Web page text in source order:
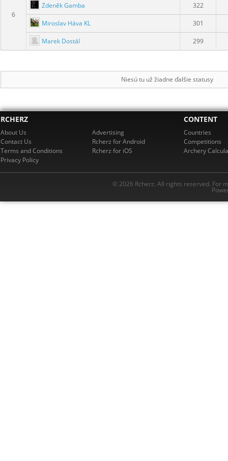
6
Zdeněk Gamba 322
Miroslav Háva KL 301
Marek Dostál 299
Niesú tu už žiadne ďalšie statusy
RCHERZ
About Us
Contact Us
Terms and Conditions
Privacy Policy
Advertising
Rcherz for Android
Rcherz for iOS
CONTENT
Countries
Competitions
Archery
© 2026 Rcherz. All rights reserved. For